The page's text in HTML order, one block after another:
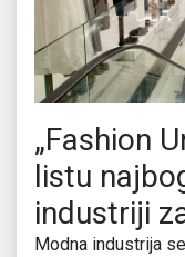
„Fashion
listu
industriji
Modna industrija